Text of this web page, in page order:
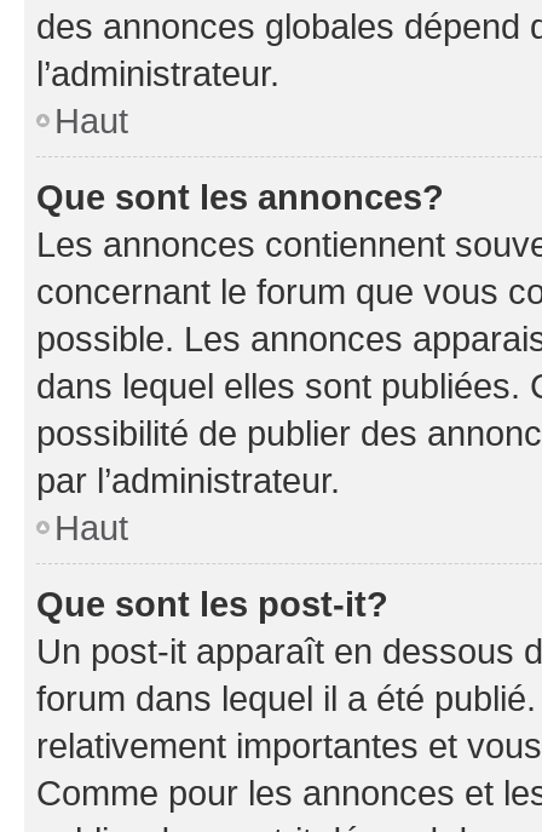
des annonces globales dépend
l’administrateur.
Haut
Que sont les annonces?
Les annonces contiennent
concernant le forum que vous
possible. Les annonces
dans lequel elles sont publiées.
possibilité de publier des
par l’administrateur.
Haut
Que sont les post-it?
Un post-it apparaît en dessous
forum dans lequel il a été
relativement importantes et
Comme pour les annonces et